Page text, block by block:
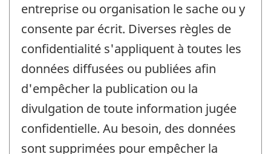
entreprise ou organisation le sache ou y
consente par écrit. Diverses règles de
confidentialité s'appliquent à toutes les
données diffusées ou publiées afin
d'empêcher la publication ou la
divulgation de toute information jugée
confidentielle. Au besoin, des données
sont supprimées pour empêcher la